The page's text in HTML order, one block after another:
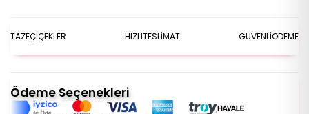
TAZEÇİÇEKLER HIZLITESLİMAT GÜVENLİÖDEME
Ödeme Seçenekleri